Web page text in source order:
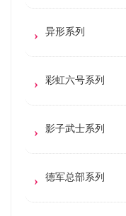
异形系列
彩虹六号系列
影子武士系列
德军总部系列